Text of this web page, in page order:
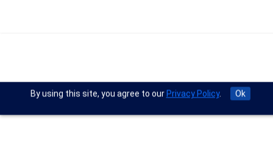
By using this site, you agree to our Privacy Policy. Ok